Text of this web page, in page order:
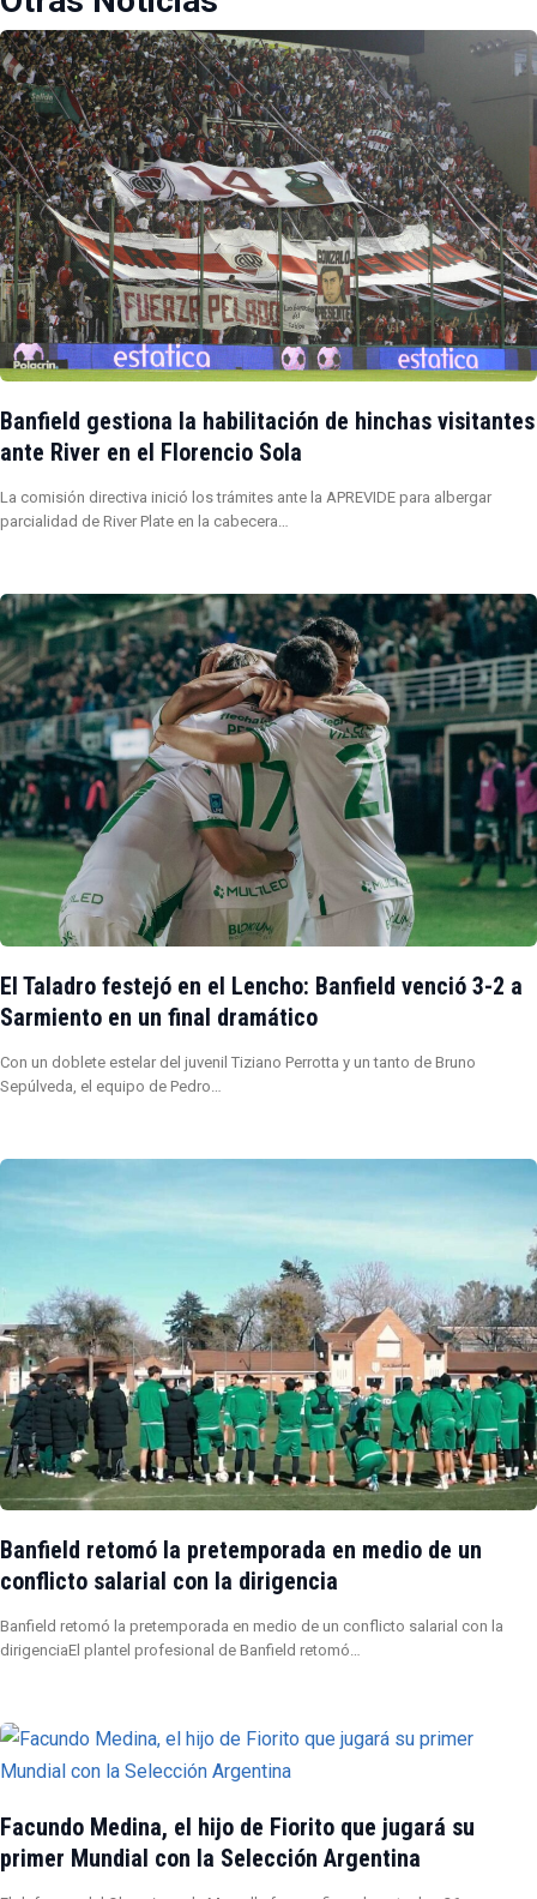
Banfield gestiona la habilitación de hinchas visitantes
ante River en el Florencio Sola
La comisión directiva inició los trámites ante la APREVIDE para albergar
parcialidad de River Plate en la cabecera…
El Taladro festejó en el Lencho: Banfield venció 3-2 a
Sarmiento en un final dramático
Con un doblete estelar del juvenil Tiziano Perrotta y un tanto de Bruno
Sepúlveda, el equipo de Pedro…
Banfield retomó la pretemporada en medio de un
conflicto salarial con la dirigencia
Banfield retomó la pretemporada en medio de un conflicto salarial con la
dirigenciaEl plantel profesional de Banfield retomó…
Facundo Medina, el hijo de Fiorito que jugará su
primer Mundial con la Selección Argentina